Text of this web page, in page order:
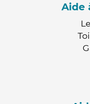
Aide